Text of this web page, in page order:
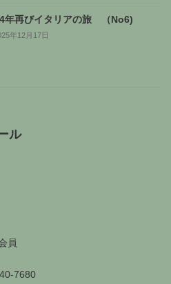
年再びイタリアの旅 （No6)
年12月17日
ル
員
7680